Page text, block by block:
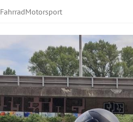
FahrradMotorsport